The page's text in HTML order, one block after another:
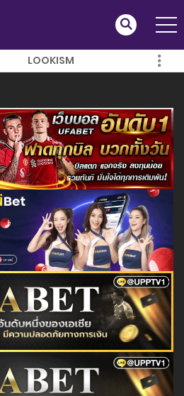
LOOKISM